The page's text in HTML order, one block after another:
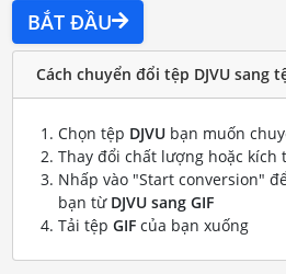
BẮT ĐẦU
Cách chuyển đổi tệp DJVU sang
Chọn tệp DJVUbạn muốn
Thay đổi chất lượng hoặc kích
Nhấp vào "Start conversion"
bạn từ DJVU sang GIF
Tải tệp GIFcủa bạn xuống